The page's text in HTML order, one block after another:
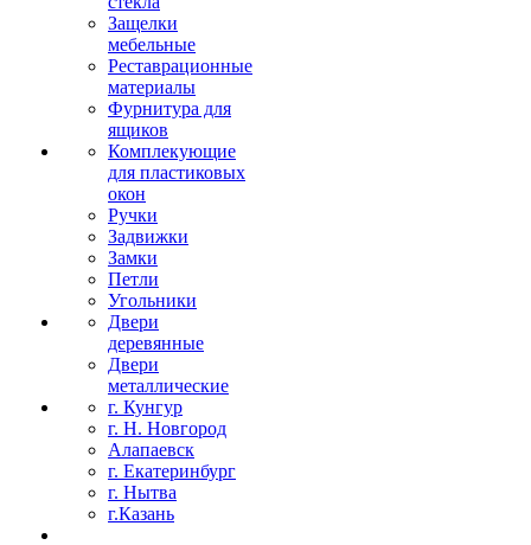
Защелки
мебельные
Реставрационные
материалы
Фурнитура для
ящиков
Комплекующие
для пластиковых
окон
Ручки
Задвижки
Замки
Петли
Угольники
Двери
деревянные
Двери
металлические
г. Кунгур
г. Н. Новгород
Алапаевск
г. Екатеринбург
г. Нытва
г.Казань